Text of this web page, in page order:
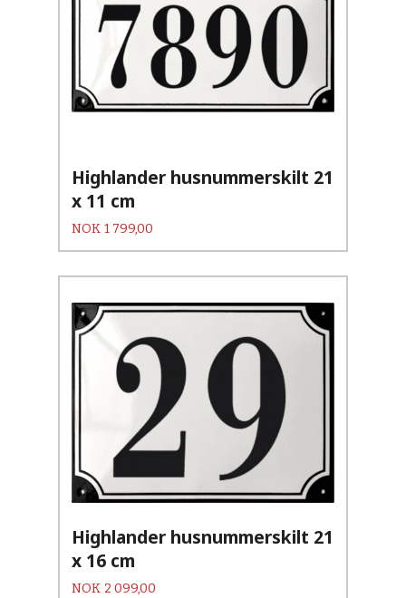
Highlander husnummerskilt 21
x 11 cm
Pris
NOK 1 799,00
Highlander husnummerskilt 21
x 16 cm
Pris
NOK 2 099,00